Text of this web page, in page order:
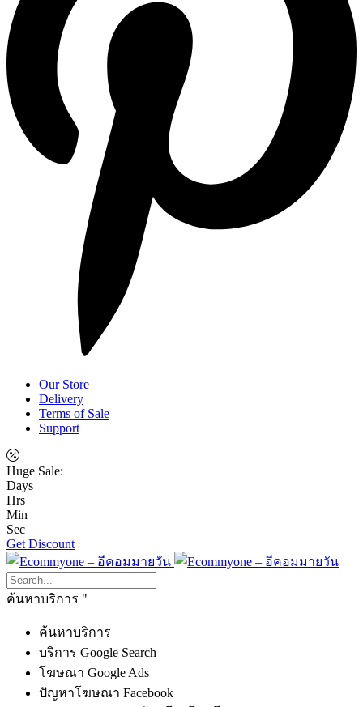
Our Store
Delivery
Terms of Sale
Support
Huge Sale:
Days
Hrs
Min
Sec
Get Discount
ค้นหาบริการ
ค้นหาบริการ
บริการ Google Search
โฆษณา Google Ads
ปัญหาโฆษณา Facebook